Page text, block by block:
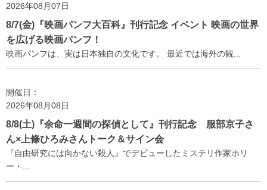
2026年08月07日
8/7(金)『映画パンフ大百科』刊行記念 イベント 映画の世界
を広げる映画パンフ！
映画パンフは、実は日本独自の文化です。 最近では海外の観...
開催日：
2026年08月08日
8/8(土)『余命一週間の探偵として』刊行記念 服部京子さ
ん×上條ひろみさんトーク＆サイン会
『自由研究には向かない殺人』でデビューしたミステリ作家ホリ
ー・...